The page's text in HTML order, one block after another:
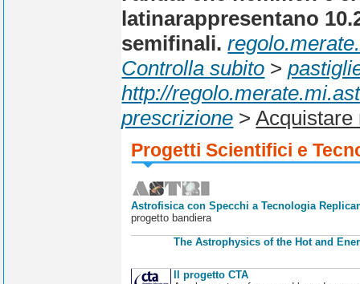
latinarappresentano
semifinali.
Controlla subito >
http://
prescrizione >Acquistare
Progetti Scientifici e
Astrofisica con Specchi a Tecnologia
progetto bandiera
The Astrophysics of the Hot and
Il progetto CTA